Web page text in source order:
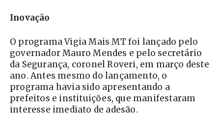
Inovação
O programa Vigia Mais MT foi lançado pelo
governador Mauro Mendes e pelo secretário
da Segurança, coronel Roveri, em março deste
ano. Antes mesmo do lançamento, o
programa havia sido apresentando a
prefeitos e instituições, que manifestaram
interesse imediato de adesão.